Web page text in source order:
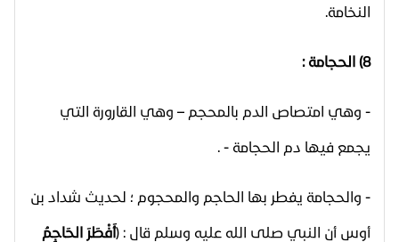
النخامة.
8) الحجامة :
- وهي امتصاص الدم بالمحجم – وهي القارورة التي
يجمع فيها دم الحجامة - .
- والحجامة يفطر بها الحاجم والمحجوم ؛ لحديث شداد بن
أوس أن النبي صلى الله عليه وسلم قال : (أَفْطَرَ الحَاجِمُ